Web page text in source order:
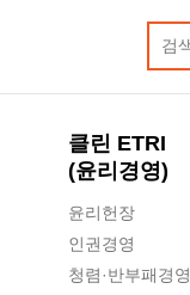
클린 ETRI
(윤리경영)
윤리헌장
인권경영
청렴·반부패경영